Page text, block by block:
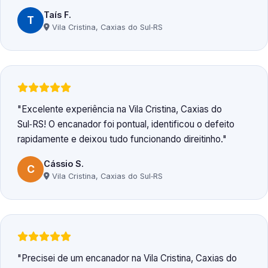
T Taís F.
Vila Cristina, Caxias do Sul‑RS
Excelente experiência na Vila Cristina, Caxias do
Sul‑RS! O encanador foi pontual, identificou o defeito
rapidamente e deixou tudo funcionando direitinho.
C Cássio S.
Vila Cristina, Caxias do Sul‑RS
Precisei de um encanador na Vila Cristina, Caxias do